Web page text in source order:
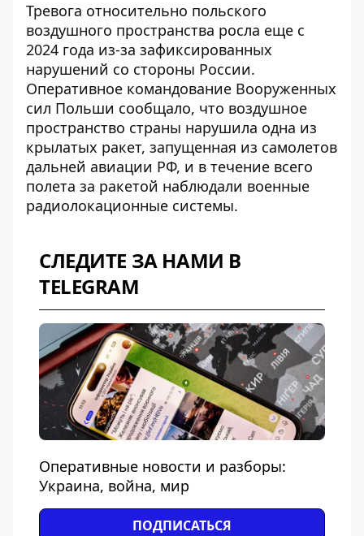
Тревога относительно польского
воздушного пространства росла еще с
2024 года из-за зафиксированных
нарушений со стороны России.
Оперативное командование Вооруженных
сил Польши сообщало, что воздушное
пространство страны нарушила одна из
крылатых ракет, запущенная из самолетов
дальней авиации РФ, и в течение всего
полета за ракетой наблюдали военные
радиолокационные системы.
СЛЕДИТЕ ЗА НАМИ В
TELEGRAM
Оперативные новости и разборы:
Украина, война, мир
ПОДПИСАТЬСЯ